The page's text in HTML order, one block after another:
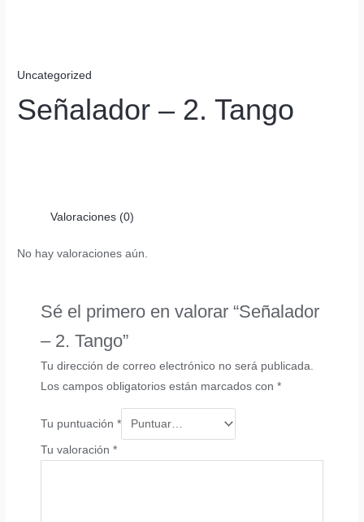
Uncategorized
Señalador – 2. Tango
Valoraciones (0)
No hay valoraciones aún.
Sé el primero en valorar “Señalador
– 2. Tango”
Tu dirección de correo electrónico no será publicada.
Los campos obligatorios están marcados con*
Tu puntuación*
Tu valoración*